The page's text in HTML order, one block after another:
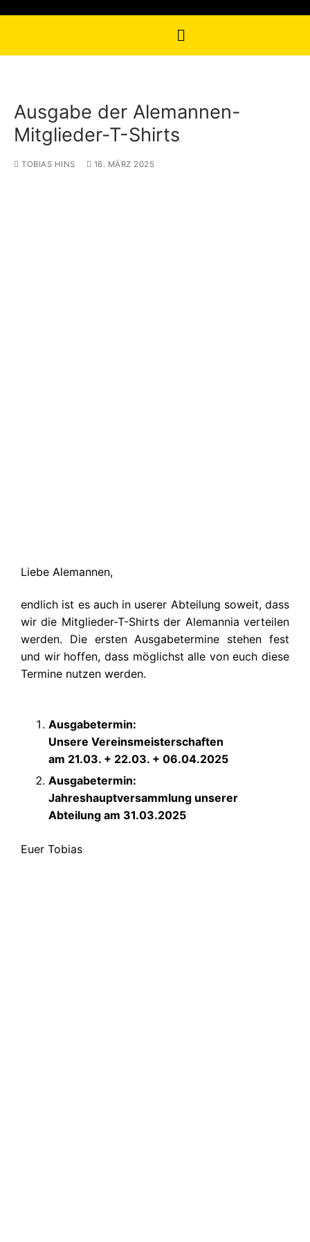
Ausgabe der Alemannen-
Mitglieder-T-Shirts
TOBIAS HINS 16. MÄRZ 2025
Liebe Alemannen,
endlich ist es auch in userer Abteilung soweit, dass
wir die Mitglieder-T-Shirts der Alemannia verteilen
werden. Die ersten Ausgabetermine stehen fest
und wir hoffen, dass möglichst alle von euch diese
Termine nutzen werden.
Ausgabetermin:
Unsere Vereinsmeisterschaften
am 21.03. + 22.03. + 06.04.2025
Ausgabetermin:
Jahreshauptversammlung unserer
Abteilung am 31.03.2025
Euer Tobias